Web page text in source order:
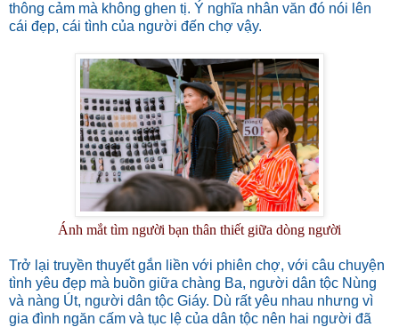
thông cảm mà không ghen tị. Ý nghĩa nhân văn đó nói lên
cái đẹp, cái tình của người đến chợ vậy.
Ánh mắt tìm người bạn thân thiết giữa dòng người
Trở lại truyền thuyết gắn liền với phiên chợ, với câu chuyện
tình yêu đẹp mà buồn giữa chàng Ba, người dân tộc Nùng
và nàng Út, người dân tộc Giáy. Dù rất yêu nhau nhưng vì
gia đình ngăn cấm và tục lệ của dân tộc nên hai người đã